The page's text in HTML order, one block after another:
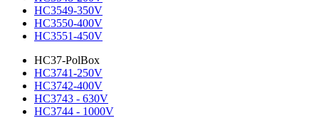
HC3549-350V
HC3550-400V
HC3551-450V
HC37-PolBox
HC3741-250V
HC3742-400V
HC3743 - 630V
HC3744 - 1000V